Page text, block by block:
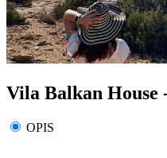
Vila Balkan House
OPIS